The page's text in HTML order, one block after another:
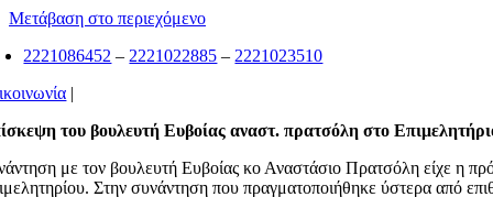
Μετάβαση στο περιεχόμενο
2221086452 – 2221022885 – 2221023510
|
του βουλευτή Ευβοίας αναστ. πρατσόλη στο
με τον βουλευτή Ευβοίας κο Αναστάσιο Πρατσόλη είχε η
Στην συνάντηση που πραγματοποιήθηκε ύστερα από